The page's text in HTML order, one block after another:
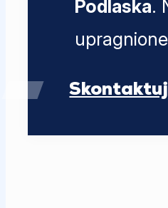
Podlaska.